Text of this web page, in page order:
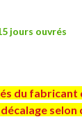
jours ouvrés
du fabricant
selon